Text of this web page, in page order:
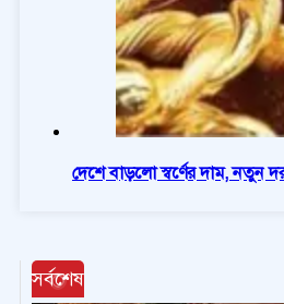
দেশে বাড়লো স্বর্ণের দাম, নতুন
সর্বশেষ